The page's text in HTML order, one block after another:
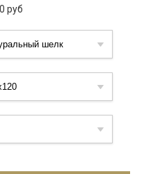
руб